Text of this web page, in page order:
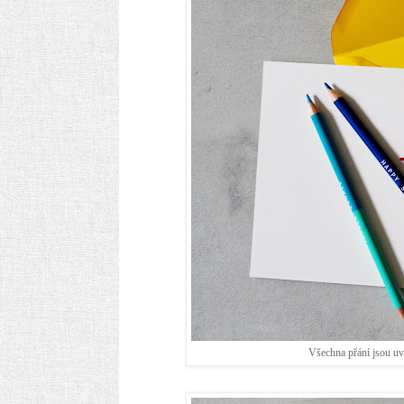
Všechna přání jsou